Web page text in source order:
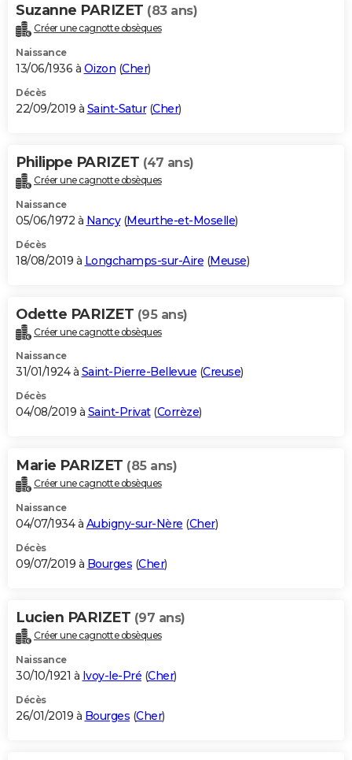
Suzanne PARIZET (83 ans)
Créer une cagnotte obsèques
Naissance
13/06/1936 à Oizon (Cher)
Décès
22/09/2019 à Saint-Satur(Cher)
Philippe PARIZET (47 ans)
Créer une cagnotte obsèques
Naissance
05/06/1972 à Nancy(Meurthe-et-Moselle)
Décès
18/08/2019 à Longchamps-sur-Aire (Meuse)
Odette PARIZET (95 ans)
Créer une cagnotte obsèques
Naissance
31/01/1924 à Saint-Pierre-Bellevue (Creuse)
Décès
04/08/2019 à Saint-Privat(Corrèze)
Marie PARIZET (85 ans)
Créer une cagnotte obsèques
Naissance
04/07/1934 à Aubigny-sur-Nère (Cher)
Décès
09/07/2019 à Bourges (Cher)
Lucien PARIZET (97 ans)
Créer une cagnotte obsèques
Naissance
30/10/1921 à Ivoy-le-Pré (Cher)
Décès
26/01/2019 à Bourges (Cher)